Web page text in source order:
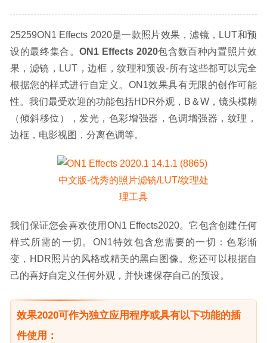
25259ON1 Effects 2020是一款照片效果，滤镜，LUT和预
设的最终集合。ON1 Effects 2020包含数百种内置照片效
果，滤镜，LUT，边框，纹理和预设-所有这些都可以完全
根据您的样式进行自定义。ON1效果具有无限的创作可能
性。我们最受欢迎的功能包括HDR外观，B＆W，镜头模糊
（倾斜移位），发光，色彩增强器，色调增强器，纹理，
边框，电影视图，分离色调等。
我们保证您会喜欢使用ON1 Effects2020。它包含创建任何
样式所需的一切。ON1特效包含您需要的一切：色彩渐
变，HDR照片的风格或精美的黑白图像。您还可以根据自
己的喜好自定义任何外观，并快速保存自己的预设。
效果2020可作为独立应用程序或具有以下功能的插
件使用：